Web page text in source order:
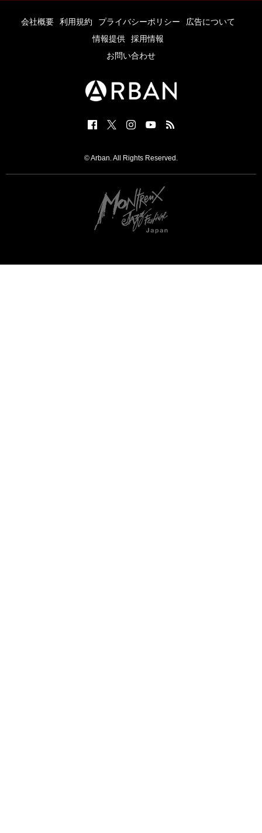
会社概要 利用規約 プライバシーポリシー
広告について
情報提供
採用情報
お問い合わせ
© Arban. All Rights Reserved.